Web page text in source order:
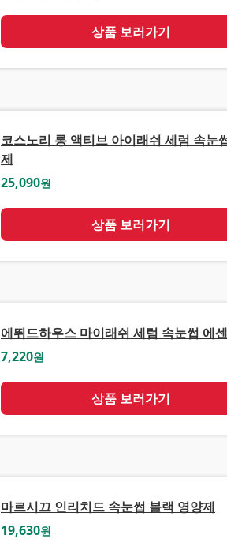
상품 보러가기
코스노리 롱 액티브 아이래쉬 세럼 속눈
제
25,090원
상품 보러가기
에뛰드하우스 마이래쉬 세럼 속눈썹 에
7,220원
상품 보러가기
마르시끄 인리치드 속눈썹 블랙 영양제
19,630원